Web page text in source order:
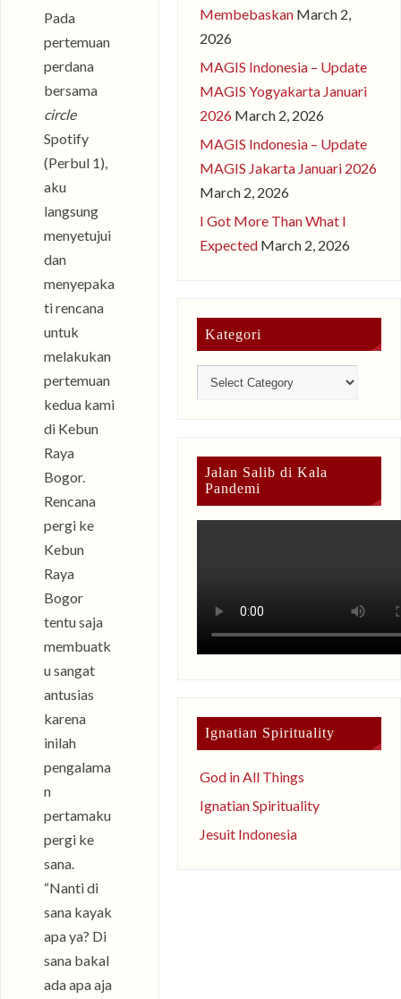
Pada
pertemuan
perdana
bersama
circle
Spotify
(Perbul 1),
aku
langsung
menyetujui
dan
menyepaka
ti rencana
untuk
melakukan
pertemuan
kedua kami
di Kebun
Raya
Bogor.
Rencana
pergi ke
Kebun
Raya
Bogor
tentu saja
membuatk
u sangat
antusias
karena
inilah
pengalama
n
pertamaku
pergi ke
sana.
“Nanti di
sana kayak
apa ya? Di
sana bakal
ada apa aja
Membebaskan March 2,
2026
MAGIS Indonesia – Update
MAGIS Yogyakarta Januari
2026 March 2, 2026
MAGIS Indonesia – Update
MAGIS Jakarta Januari 2026
March 2, 2026
I Got More Than What I
Expected March 2, 2026
Kategori
Jalan Salib di Kala
Pandemi
Ignatian Spirituality
God in All Things
Ignatian Spirituality
Jesuit Indonesia